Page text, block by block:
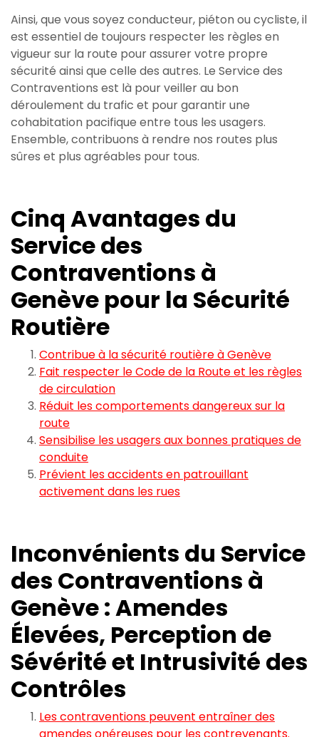
Ainsi, que vous soyez conducteur, piéton ou cycliste, il
est essentiel de toujours respecter les règles en
vigueur sur la route pour assurer votre propre
sécurité ainsi que celle des autres. Le Service des
Contraventions est là pour veiller au bon
déroulement du trafic et pour garantir une
cohabitation pacifique entre tous les usagers.
Ensemble, contribuons à rendre nos routes plus
sûres et plus agréables pour tous.
Cinq Avantages du
Service des
Contraventions à
Genève pour la Sécurité
Routière
Contribue à la sécurité routière à Genève
Fait respecter le Code de la Route et les règles
de circulation
Réduit les comportements dangereux sur la
route
Sensibilise les usagers aux bonnes pratiques de
conduite
Prévient les accidents en patrouillant
activement dans les rues
Inconvénients du Service
des Contraventions à
Genève : Amendes
Élevées, Perception de
Sévérité et Intrusivité des
Contrôles
Les contraventions peuvent entraîner des
amendes onéreuses pour les contrevenants.